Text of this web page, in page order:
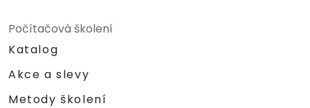
Počítačová školení
Katalog
Akce a slevy
Metody školení